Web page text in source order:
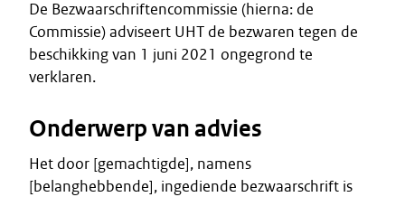
De Bezwaarschriftencommissie (hierna: de
Commissie) adviseert UHT de bezwaren tegen de
beschikking van 1 juni 2021 ongegrond te
verklaren.
Onderwerp van advies
Het door [gemachtigde], namens
[belanghebbende], ingediende bezwaarschrift is